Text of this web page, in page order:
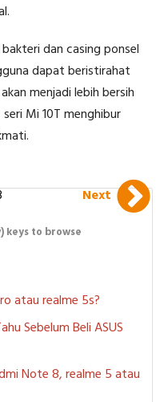
dan casing ponsel
dapat beristirahat
menjadi lebih bersih
Mi 10T menghibur
Next
to browse
atau realme 5s?
Sebelum Beli ASUS
Note 8, realme 5 atau